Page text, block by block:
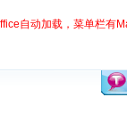
自动加载，菜单栏有